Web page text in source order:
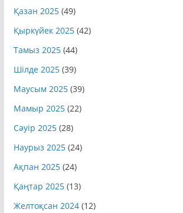
Қазан 2025(49)
Қыркүйек 2025(42)
Тамыз 2025(44)
Шілде 2025(39)
Маусым 2025(39)
Мамыр 2025(22)
Сәуір 2025(28)
Наурыз 2025(24)
Ақпан 2025(24)
Қаңтар 2025(13)
Желтоқсан 2024(12)